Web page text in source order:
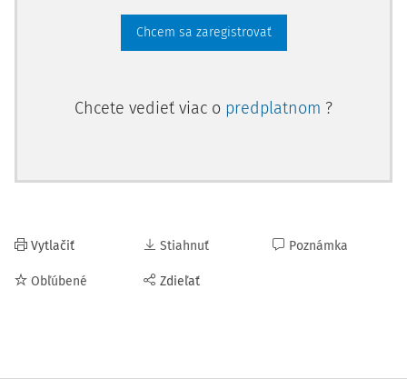
Chcem sa zaregistrovať
Chcete vedieť viac o predplatnom ?
Vytlačiť
Obľúbené
Stiahnuť
Zdieľať
Poznámka